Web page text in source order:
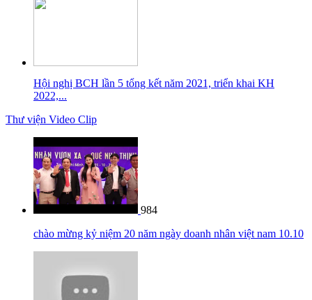
Hội nghị BCH lần 5 tổng kết năm 2021, triển khai KH
2022,...
Thư viện Video Clip
984
chào mừng kỷ niệm 20 năm ngày doanh nhân việt nam 10.10